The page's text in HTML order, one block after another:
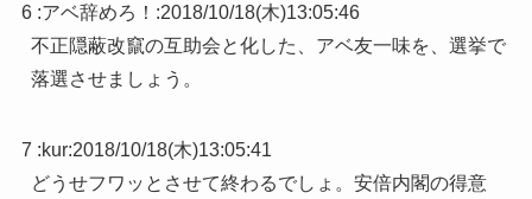
6 :アベ辞めろ！ :2018/10/18(木)13:05:46
不正隠蔽改竄の互助会と化した、アベ友一味を、選挙で
落選させましょう。
7 :kur:2018/10/18(木)13:05:41
どうせフワッとさせて終わるでしょ。安倍内閣の得意